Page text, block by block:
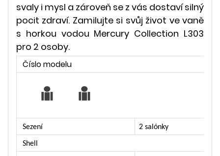
svaly i mysl a zároveň se z vás dostaví silný
pocit zdraví. Zamilujte si svůj život ve vaně
s horkou vodou Mercury Collection L303
pro 2 osoby.
Číslo modelu
Sezení 2 salónky
Shell